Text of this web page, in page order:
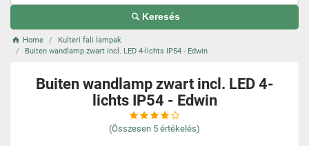
Keresés
Home
Kulteri fali lampak
Buiten wandlamp zwart incl. LED 4-lichts IP54 - Edwin
Buiten wandlamp zwart incl. LED 4-
lichts IP54 - Edwin
(Összesen 5 értékelés)